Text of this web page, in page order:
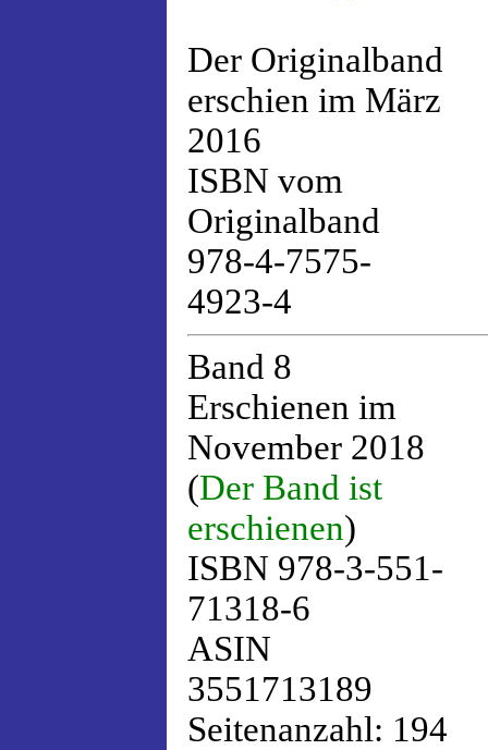
Der Originalband
erschien im März
2016
ISBN vom
Originalband
978-4-7575-
4923-4
Band 8
Erschienen im
November 2018
(Der Band ist
erschienen)
ISBN 978-3-551-
71318-6
ASIN
3551713189
Seitenanzahl: 194